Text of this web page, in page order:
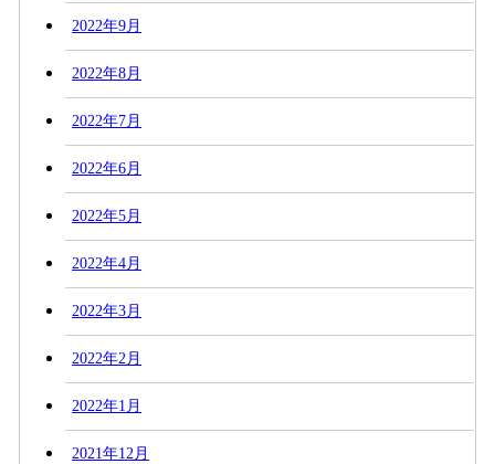
2022年9月
2022年8月
2022年7月
2022年6月
2022年5月
2022年4月
2022年3月
2022年2月
2022年1月
2021年12月